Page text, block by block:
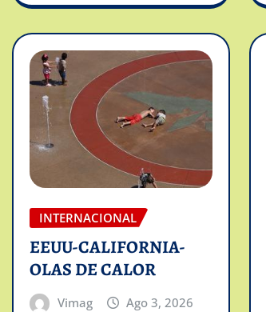
INTERNACIONAL
EEUU-CALIFORNIA-
OLAS DE CALOR
Vimag Ago 3, 2026